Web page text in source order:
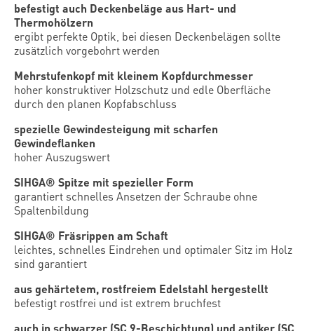
befestigt auch Deckenbeläge aus Hart- und
Thermohölzern
ergibt perfekte Optik, bei diesen Deckenbelägen sollte
zusätzlich vorgebohrt werden
Mehrstufenkopf mit kleinem Kopfdurchmesser
hoher konstruktiver Holzschutz und edle Oberfläche
durch den planen Kopfabschluss
spezielle Gewindesteigung mit scharfen
Gewindeflanken
hoher Auszugswert
SIHGA® Spitze mit spezieller Form
garantiert schnelles Ansetzen der Schraube ohne
Spaltenbildung
SIHGA® Fräsrippen am Schaft
leichtes, schnelles Eindrehen und optimaler Sitz im Holz
sind garantiert
aus gehärtetem, rostfreiem Edelstahl hergestellt
befestigt rostfrei und ist extrem bruchfest
auch in schwarzer (SC 9-Beschichtung) und antiker (SC